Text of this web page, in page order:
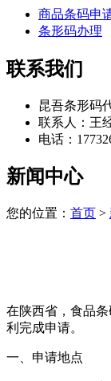
商品条码申
条形码办理
联系我们
昆吾条形码
联系人：王
电话：
新闻中心
您的位置： 首页 >
在陕西省，食品
利完成申请。
一、申请地点